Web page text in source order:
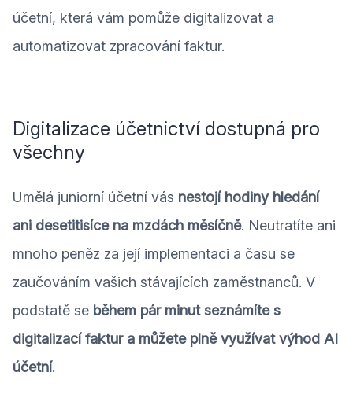
účetní, která vám pomůže digitalizovat a
automatizovat zpracování faktur.
Digitalizace účetnictví dostupná pro
všechny
Umělá juniorní účetní vás nestojí hodiny hledání
ani desetitisíce na mzdách měsíčně. Neutratíte ani
mnoho peněz za její implementaci a času se
zaučováním vašich stávajících zaměstnanců. V
podstatě se během pár minut seznámíte s
digitalizací faktur a můžete plně využívat výhod AI
účetní.